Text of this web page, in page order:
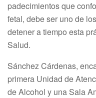
padecimientos que
fetal, debe ser uno de
detener a tiempo esta
Salud.
Sánchez Cárdenas,
primera Unidad de
de Alcohol y una Sala